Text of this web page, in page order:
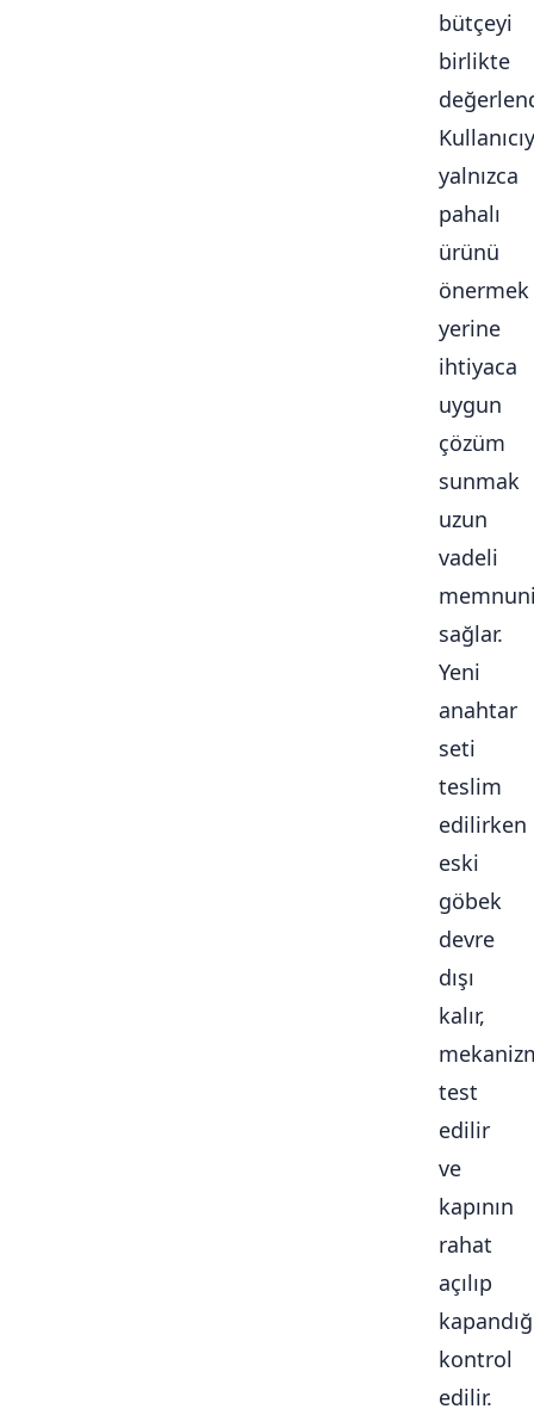
bütçeyi
birlikte
yalnızca
pahalı
ürünü
önermek
yerine
ihtiyaca
uygun
çözüm
sunmak
uzun
vadeli
sağlar.
Yeni
anahtar
seti
teslim
edilirken
eski
göbek
devre
dışı
kalır,
test
edilir
ve
kapının
rahat
açılıp
kontrol
edilir.